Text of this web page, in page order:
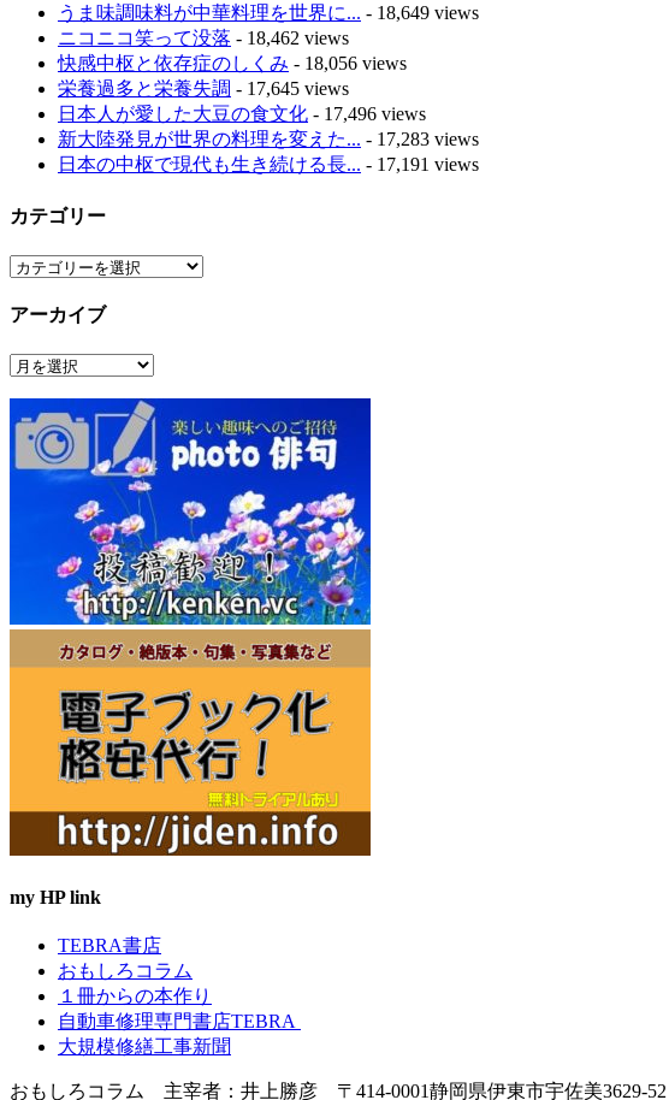
うま味調味料が中華料理を世界に... - 18,649 views
ニコニコ笑って没落 - 18,462 views
快感中枢と依存症のしくみ - 18,056 views
栄養過多と栄養失調 - 17,645 views
日本人が愛した大豆の食文化 - 17,496 views
新大陸発見が世界の料理を変えた... - 17,283 views
日本の中枢で現代も生き続ける長... - 17,191 views
カテゴリー
カ
ゴ
ー
アーカイブ
ア
カ
イ
ブ
my HP link
TEBRA書店
おもしろコラム
１冊からの本作り
自動車修理専門書店TEBRA
大規模修繕工事新聞
おもしろコラム 主宰者：井上勝彦 〒414-0001静岡県伊東市宇佐美3629-52